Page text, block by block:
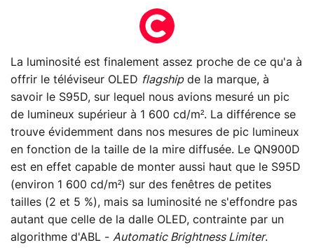
La luminosité est finalement assez proche de ce qu'a à
offrir le téléviseur OLED flagshipde la marque, à
savoir le S95D, sur lequel nous avions mesuré un pic
de lumineux supérieur à 1 600 cd/m². La différence se
trouve évidemment dans nos mesures de pic lumineux
en fonction de la taille de la mire diffusée. Le QN900D
est en effet capable de monter aussi haut que le S95D
(environ 1 600 cd/m²) sur des fenêtres de petites
tailles (2 et 5 %), mais sa luminosité ne s'effondre pas
autant que celle de la dalle OLED, contrainte par un
algorithme d'ABL - Automatic Brightness Limiter.